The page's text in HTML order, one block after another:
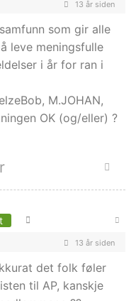
13 år siden
som gir alle
leve meningsfulle
i år for ran i
M.JOHAN,
OK (og/eller) ?
13 år siden
det folk føler
til AP, kanskje